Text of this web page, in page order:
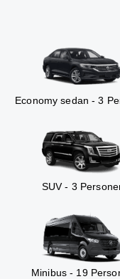
Economy sedan - 3
SUV - 3
Minibus - 19